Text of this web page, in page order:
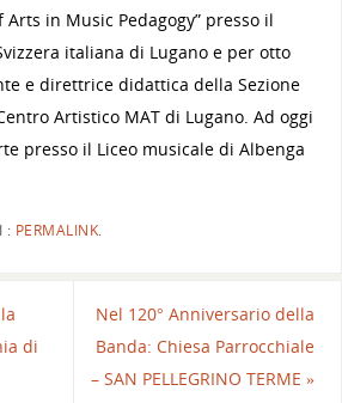
in Music Pedagogy” presso il
italiana di Lugano e per otto
e direttrice didattica della Sezione
Artistico MAT di Lugano. Ad oggi
presso il Liceo musicale di Albenga
: PERMALINK.
di
Nel 120° Anniversario della
Banda: Chiesa Parrocchiale
– SAN PELLEGRINO TERME»